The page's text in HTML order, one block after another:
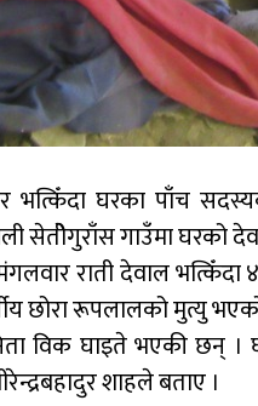
भत्किँदा घरका पाँच
सेतीेगुराँस गाउँमा घरको
राती देवाल भत्किँदा
छोरा रूपलालको मुत्यु
विक घाइते भएकी छन्
शाहले बताए ।